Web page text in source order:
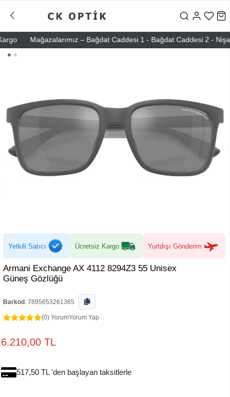
Mağazalarımız – Bağdat Caddesi 1 - Bağdat Caddesi 2 -
Yetkili Satıcı Ücretsiz Kargo Yurtdışı Gönderim
Armani Exchange AX 4112 8294Z3 55 Unisex
Güneş Gözlüğü
Barkod : 7895653261365
(0) YorumYorum Yap
6.210,00 TL
517,50 TL 'den başlayan taksitlerle